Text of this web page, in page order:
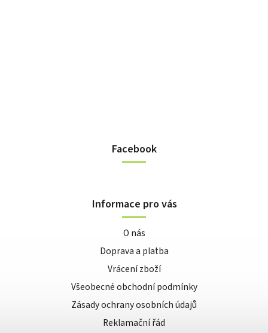
Facebook
Informace pro vás
O nás
Doprava a platba
Vrácení zboží
Všeobecné obchodní podmínky
Zásady ochrany osobních údajů
Reklamační řád